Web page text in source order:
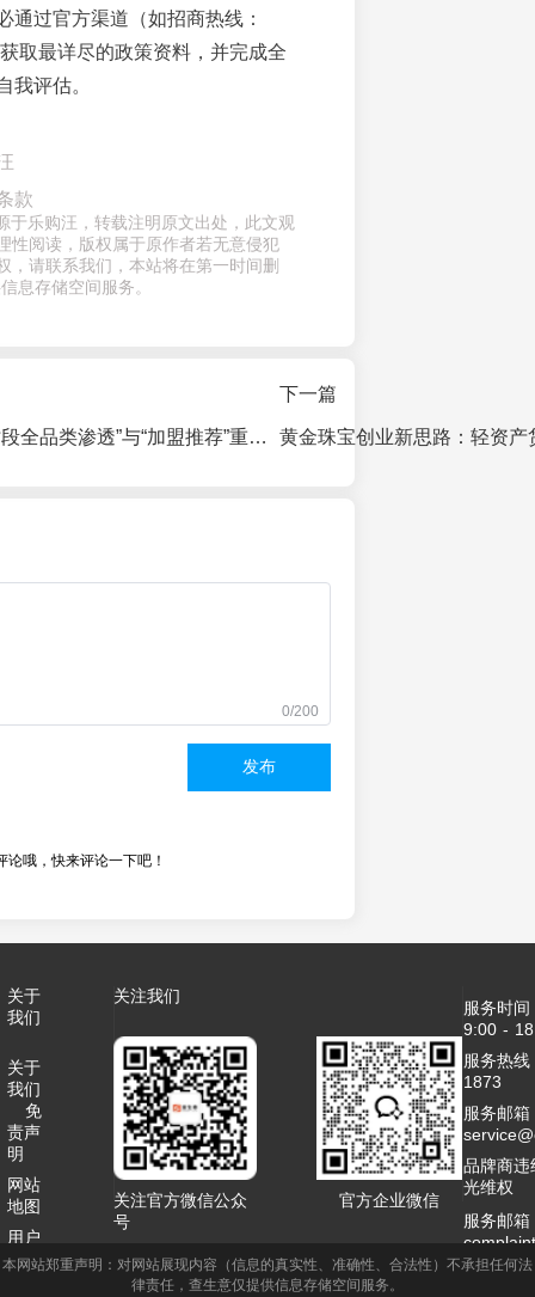
通过官方渠道（如招商热线：
取最详尽的政策资料，并完成全
我评估。
款
于乐购汪，转载注明原文出处，此文观
性阅读，版权属于原作者若无意侵犯
，请联系我们，本站将在第一时间删
息存储空间服务。
乐购汪：以“全时段全品类渗透”与“加盟推荐”重塑本地生活服务新生态
下一篇
0/200
发布
论哦，快来评论一下吧！
关于
我们
关于
我们
免
责声
明
网站
地图
用户
协议
关注我们
关注官方微信公众
号
官方企业微信
服务时
9:00 -
服务热
1873
服务邮箱
品牌商违
光维权
服务邮箱
客服QQ
本网站郑重声明：对网站展现内容（信息的真实性、准确性、合法性）不承担任何法
律责任，查生意仅提供信息存储空间服务。